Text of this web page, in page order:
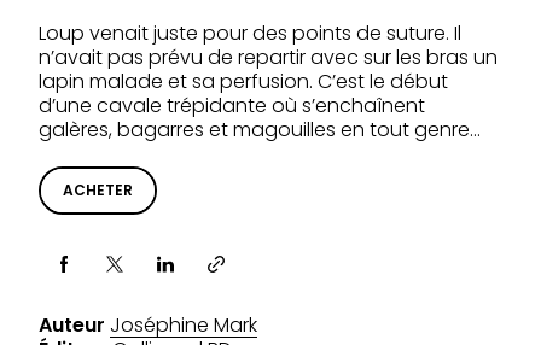
Loup venait juste pour des points de suture. Il
n’avait pas prévu de repartir avec sur les bras un
lapin malade et sa perfusion. C’est le début
d’une cavale trépidante où s’enchaînent
galères, bagarres et magouilles en tout genre…
ACHETER
Partager via
Auteur Joséphine Mark